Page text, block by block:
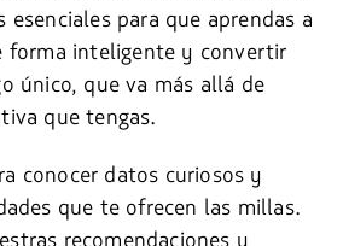
esenciales para que aprendas a
forma inteligente y convertir
único, que va más allá de
que tengas.
conocer datos curiosos y
que te ofrecen las millas.
recomendaciones y